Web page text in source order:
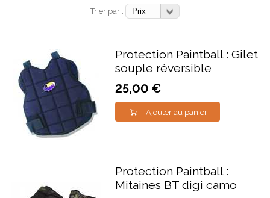
Trier par :
Protection Paintball : Gilet
souple réversible
25,00 €
Ajouter au panier
Protection Paintball :
Mitaines BT digi camo